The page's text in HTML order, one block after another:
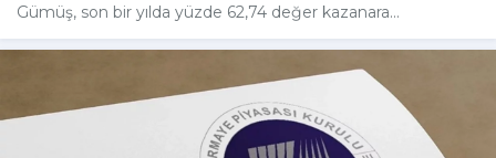
Gümüş, son bir yılda yüzde 62,74 değer kazanara...